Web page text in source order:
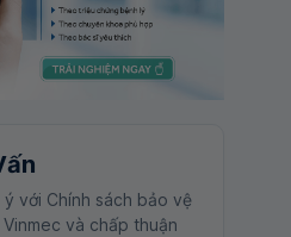
với Chính sách bảo vệ
và chấp thuận